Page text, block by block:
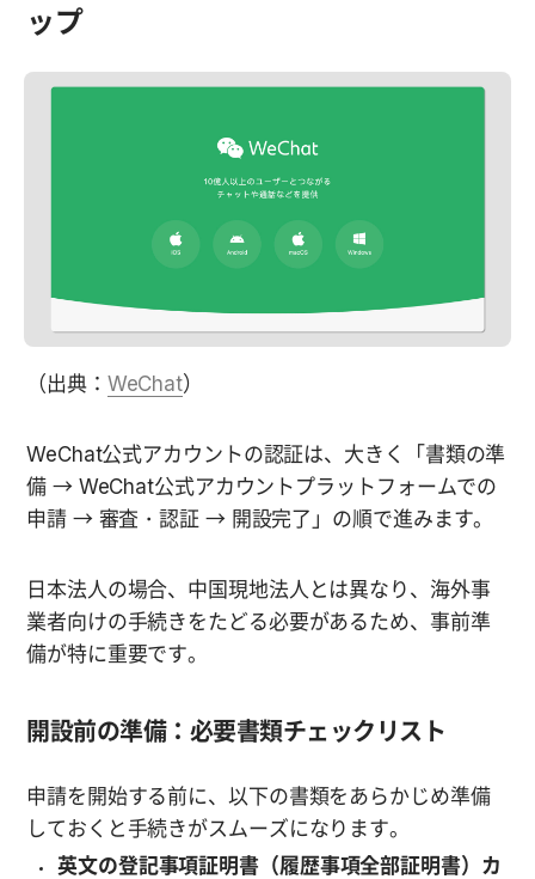
ップ
（出典： WeChat）
WeChat公式アカウントの認証は、大きく「書類の準
備 → WeChat公式アカウントプラットフォームでの
申請 → 審査・認証 → 開設完了」の順で進みます。
日本法人の場合、中国現地法人とは異なり、海外事
業者向けの手続きをたどる必要があるため、事前準
備が特に重要です。
開設前の準備：必要書類チェックリスト
申請を開始する前に、以下の書類をあらかじめ準備
しておくと手続きがスムーズになります。
英文の登記事項証明書（履歴事項全部証明書）カ